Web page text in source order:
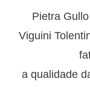
Pietra
Viguini
a qualidade